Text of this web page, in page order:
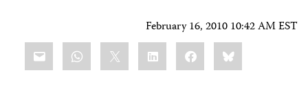
February 16, 2010 10:42 AM EST
Bluesky
Facebook
LinkedIn